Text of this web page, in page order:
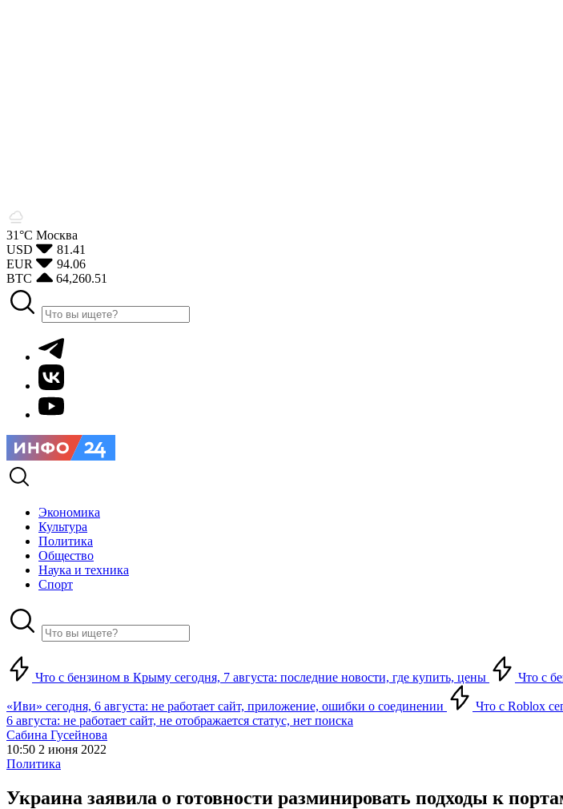
31°С Москва
USD
81.41
EUR
94.06
BTC
64,260.51
Экономика
Культура
Политика
Общество
Наука и техника
Спорт
Что с бензином в Крыму сегодня, 7 августа: последние новости, где купить, цены Что с
«Иви» сегодня, 6 августа: не работает сайт, приложение, ошибки о соединении Что с Roblox
6 августа: не работает сайт, не отображается статус, нет поиска
Сабина Гусейнова
10:50 2 июня 2022
Политика
Украина заявила о готовности разминировать подходы к